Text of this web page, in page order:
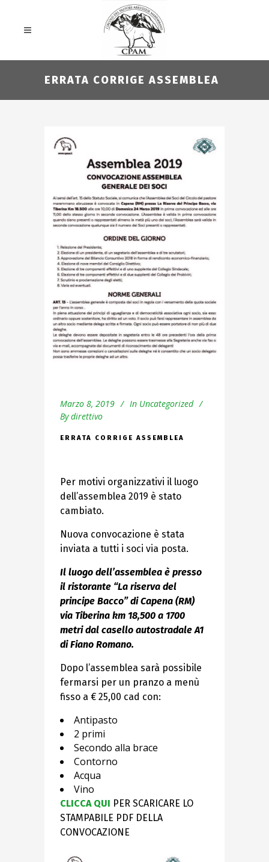
ERRATA CORRIGE ASSEMBLEA
Marzo 8, 2019 In Uncategorized
By direttivo
ERRATA CORRIGE ASSEMBLEA
Per motivi organizzativi il luogo
dell’assemblea 2019 è stato
cambiato.
Nuova convocazione è stata
inviata a tutti i soci via posta.
Il luogo dell’assemblea è presso
il ristorante “La riserva del
principe Bacco” di Capena (RM)
via Tiberina km 18,500 a 1700
metri dal casello autostradale A1
di Fiano Romano.
Dopo l’assemblea sarà possibile
fermarsi per un pranzo a menù
fisso a € 25,00 cad con:
Antipasto
2 primi
Secondo alla brace
Contorno
Acqua
Vino
CLICCA QUI PER SCARICARE LO
STAMPABILE PDF DELLA
CONVOCAZIONE